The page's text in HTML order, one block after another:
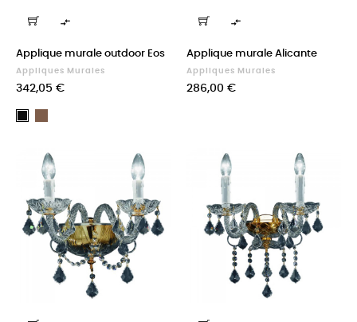

Applique murale outdoor Eos
Appliques Murales
Prix
342,05 €

Applique murale Alicante
Appliques Murales
Prix
286,00 €